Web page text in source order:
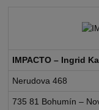
IMPACTO – Ingrid
Nerudova 468
735 81 Bohumín –